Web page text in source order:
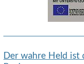
Der wahre Held ist